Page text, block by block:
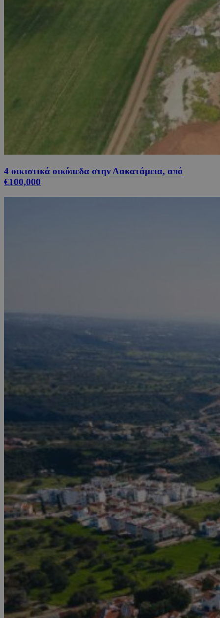
4 οικιστικά οικόπεδα στην Λακατάμεια, από
€100,000